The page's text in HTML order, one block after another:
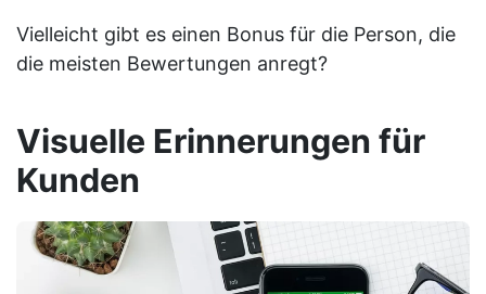
Vielleicht gibt es einen Bonus für die Person, die
die meisten Bewertungen anregt?
Visuelle Erinnerungen für
Kunden